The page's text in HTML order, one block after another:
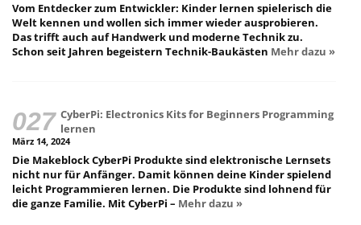
Vom Entdecker zum Entwickler: Kinder lernen spielerisch die
Welt kennen und wollen sich immer wieder ausprobieren.
Das trifft auch auf Handwerk und moderne Technik zu.
Schon seit Jahren begeistern Technik-Baukästen Mehr dazu »
CyberPi: Electronics Kits for Beginners Programming
lernen
März 14, 2024
Die Makeblock CyberPi Produkte sind elektronische Lernsets
nicht nur für Anfänger. Damit können deine Kinder spielend
leicht Programmieren lernen. Die Produkte sind lohnend für
die ganze Familie. Mit CyberPi – Mehr dazu »